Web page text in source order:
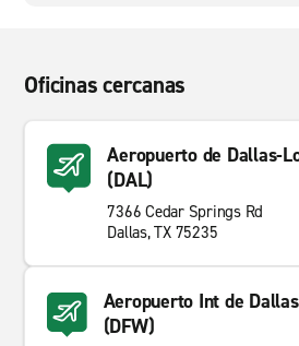
Oficinas cercanas
Aeropuerto de Dallas-
(DAL)
7366 Cedar Springs Rd
Dallas, TX 75235
Aeropuerto Int de
(DFW)